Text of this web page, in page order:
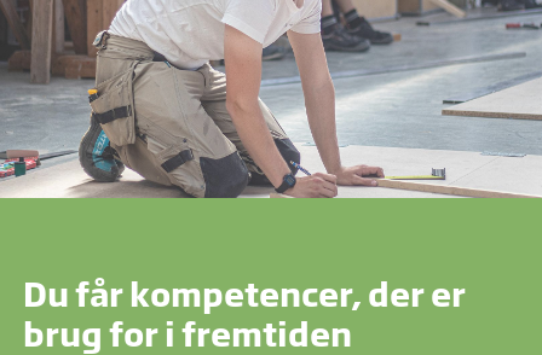
Du får kompetencer, der er
brug for i fremtiden